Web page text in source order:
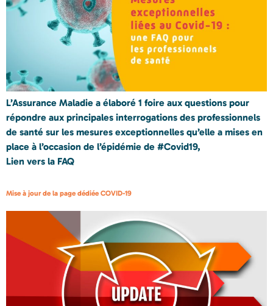
L’Assurance Maladie a élaboré 1 foire aux questions pour
répondre aux principales interrogations des professionnels
de santé sur les mesures exceptionnelles qu’elle a mises en
place à l’occasion de l’épidémie de #Covid19,
Lien vers la FAQ
Mise à jour de la page dédiée COVID-19